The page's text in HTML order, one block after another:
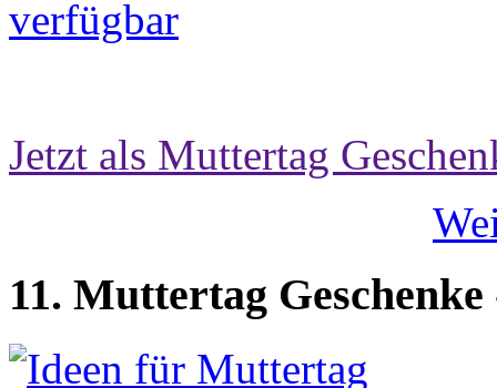
Jetzt als Muttertag
11. Muttertag